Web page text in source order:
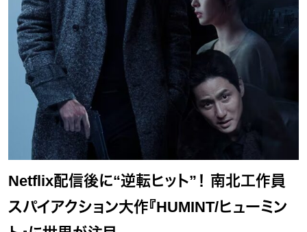
Netflix配信後に“逆転ヒット”！ 南北工作員
スパイアクション大作『HUMINT/ヒューミン